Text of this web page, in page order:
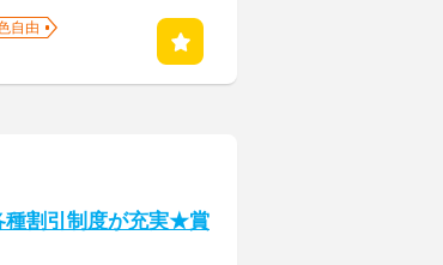
自由
種割引制度が充実★賞